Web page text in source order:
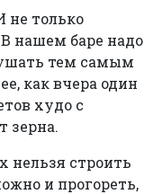
не только
нашем баре надо
тем самым
как вчера один
худо с
зерна.
нельзя строить
и прогореть,